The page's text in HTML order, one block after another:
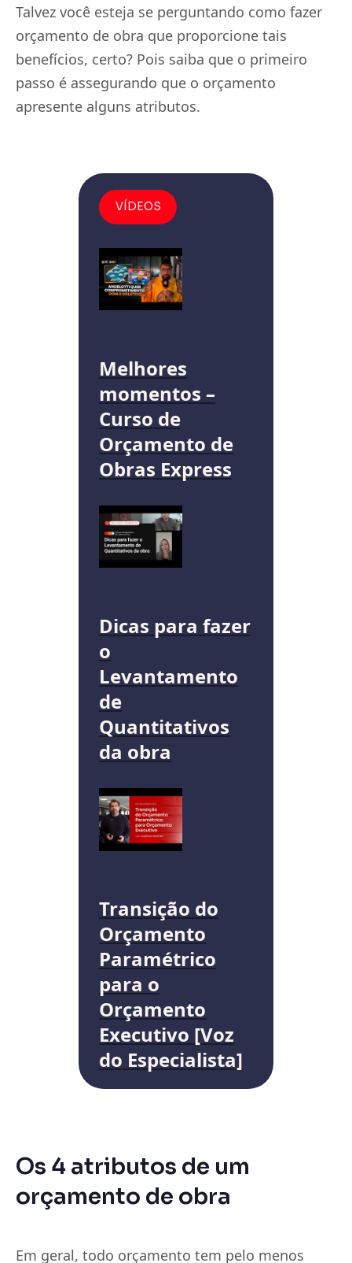
Talvez você esteja se perguntando como fazer
orçamento de obra que proporcione tais
benefícios, certo? Pois saiba que o primeiro
passo é assegurando que o orçamento
apresente alguns atributos.
VÍDEOS
Melhores
momentos –
Curso de
Orçamento de
Obras Express
Dicas para fazer
o
Levantamento
de
Quantitativos
da obra
Transição do
Orçamento
Paramétrico
para o
Orçamento
Executivo [Voz
do Especialista]
Os 4 atributos de um
orçamento de obra
Em geral, todo orçamento tem pelo menos